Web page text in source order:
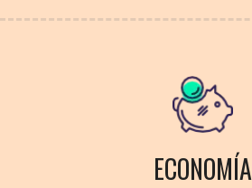
ECONOMÍA